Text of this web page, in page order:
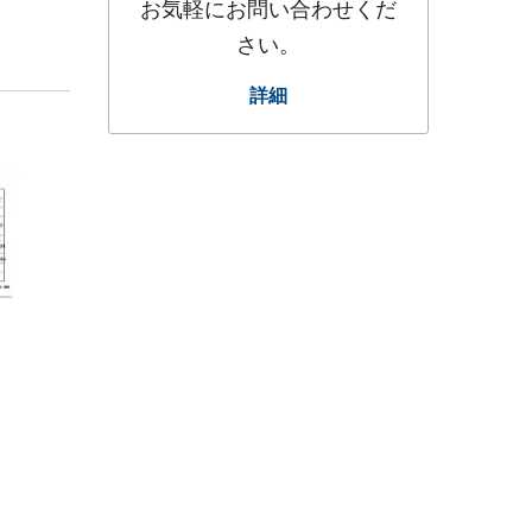
お気軽にお問い合わせくだ
さい。
詳細